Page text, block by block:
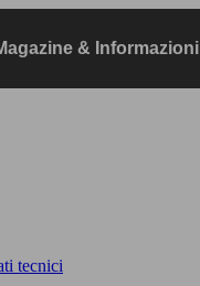
& Informazioni
tecnici